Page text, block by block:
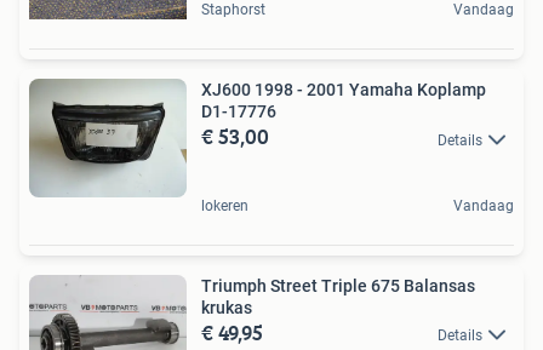
Staphorst Vandaag
XJ600 1998 - 2001 Yamaha Koplamp
D1-17776
€ 53,00 Details
lokeren Vandaag
Triumph Street Triple 675 Balansas
krukas
€ 49,95 Details